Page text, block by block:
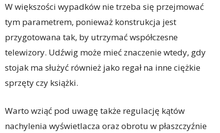
W większości wypadków nie trzeba się przejmować
tym parametrem, ponieważ konstrukcja jest
przygotowana tak, by utrzymać współczesne
telewizory. Udźwig może mieć znaczenie wtedy, gdy
stojak ma służyć również jako regał na inne ciężkie
sprzęty czy książki.
Warto wziąć pod uwagę także regulację kątów
nachylenia wyświetlacza oraz obrotu w płaszczyźnie